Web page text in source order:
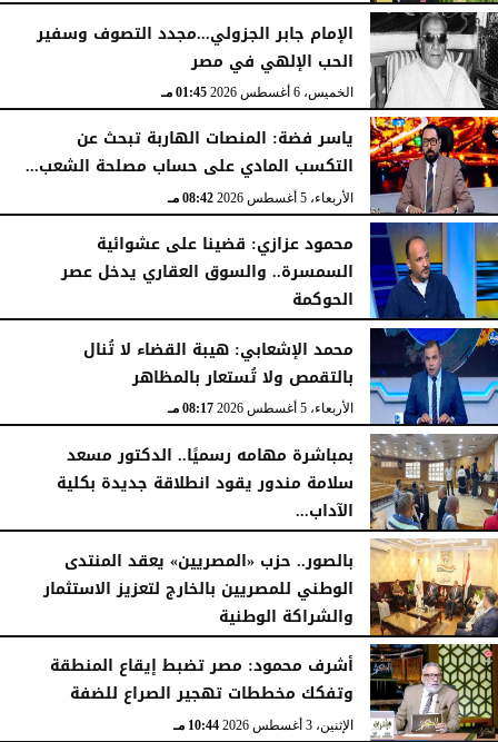
الخميس، 6 أغسطس 2026
الإمام جابر الجزولي...مجدد التصوف وسفير
الحب الإلهي في مصر
الخميس، 6 أغسطس 2026 01:45 مـ
ياسر فضة: المنصات الهاربة تبحث عن
التكسب المادي على حساب مصلحة الشعب...
الأربعاء، 5 أغسطس 2026 08:42 مـ
محمود عزازي: قضينا على عشوائية
السمسرة.. والسوق العقاري يدخل عصر
الحوكمة
الأربعاء، 5 أغسطس 2026
محمد الإشعابي: هيبة القضاء لا تُنال
بالتقمص ولا تُستعار بالمظاهر
الأربعاء، 5 أغسطس 2026 08:17 مـ
بمباشرة مهامه رسميًا.. الدكتور مسعد
سلامة مندور يقود انطلاقة جديدة بكلية
الآداب...
الأربعاء، 5 أغسطس 2026
بالصور.. حزب «المصريين» يعقد المنتدى
الوطني للمصريين بالخارج لتعزيز الاستثمار
والشراكة الوطنية
الثلاثاء، 4 أغسطس 2026
أشرف محمود: مصر تضبط إيقاع المنطقة
وتفكك مخططات تهجير الصراع للضفة
الإثنين، 3 أغسطس 2026 10:44 مـ